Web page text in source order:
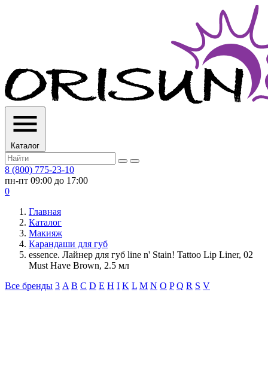
Каталог
8 (800) 775-23-10
пн-пт 09:00 до 17:00
0
Главная
Каталог
Макияж
Карандаши для губ
essence. Лайнер для губ line n' Stain! Tattoo Lip Liner, 02
Must Have Brown, 2.5 мл
Все бренды 3 A B C D E H I K L M N O P Q R S V